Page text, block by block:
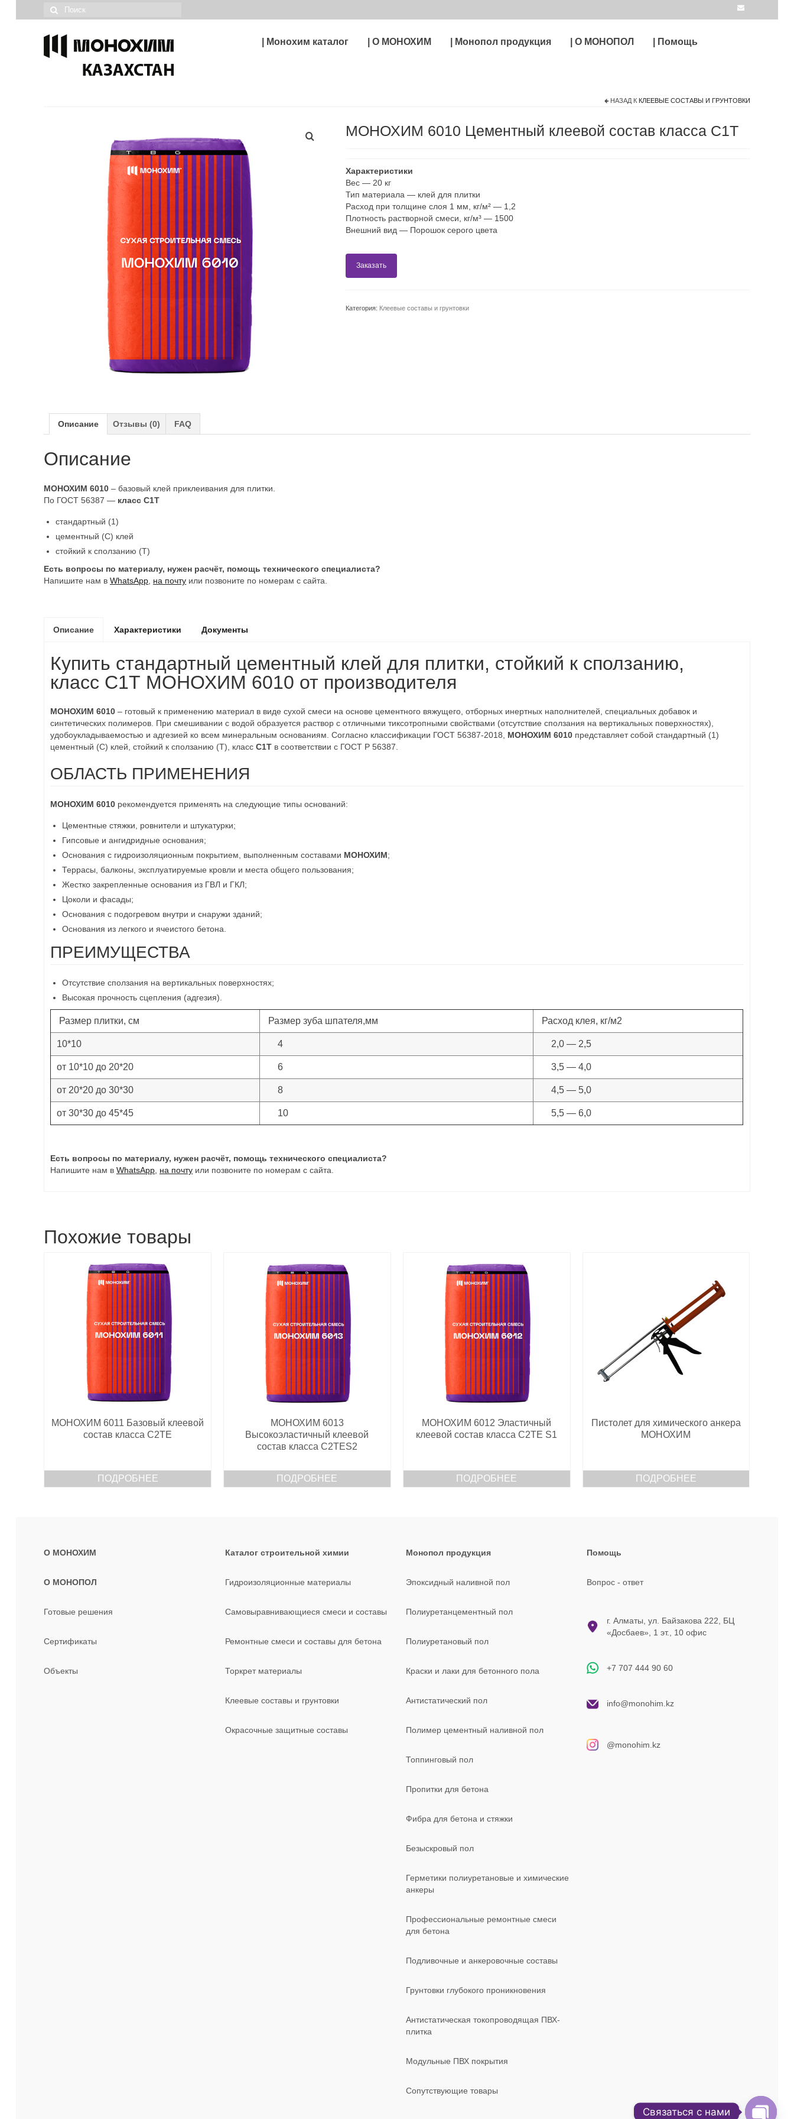
| Монохим каталог | О МОНОХИМ | Монопол продукция | О МОНОПОЛ | Помощь
НАЗАД К КЛЕЕВЫЕ СОСТАВЫ И ГРУНТОВКИ
МОНОХИМ 6010 Цементный клеевой состав класса C1T
Характеристики
Вес — 20 кг
Тип материала — клей для плитки
Расход при толщине слоя 1 мм, кг/м² — 1,2
Плотность растворной смеси, кг/м³ — 1500
Внешний вид — Порошок серого цвета
Заказать
Категория: Клеевые составы и грунтовки
Описание Отзывы (0) FAQ
Описание
МОНОХИМ 6010 – базовый клей приклеивания для плитки.
По ГОСТ 56387 — класс C1T
стандартный (1)
цементный (С) клей
стойкий к сползанию (Т)
Есть вопросы по материалу, нужен расчёт, помощь технического специалиста?
Напишите нам вWhatsApp на почту или позвоните по номерам с сайта.
Описание Характеристики Документы
Купить стандартный цементный клей для плитки, стойкий к сползанию,
класс C1T МОНОХИМ 6010 от производителя
МОНОХИМ 6010 – готовый к применению материал в виде сухой смеси на основе цементного вяжущего, отборных инертных наполнителей, специальных добавок и
синтетических полимеров. При смешивании с водой образуется раствор с отличными тиксотропными свойствами (отсутствие сползания на вертикальных поверхностях),
удобоукладываемостью и адгезией ко всем минеральным основаниям. Согласно классификации ГОСТ 56387-2018, МОНОХИМ 6010 представляет собой стандартный (1)
цементный (С) клей, стойкий к сползанию (Т), классC1T в соответствии с ГОСТ Р 56387.
ОБЛАСТЬ ПРИМЕНЕНИЯ
МОНОХИМ 6010 рекомендуется применять на следующие типы оснований:
Цементные стяжки, ровнители и штукатурки;
Гипсовые и ангидридные основания;
Основания с гидроизоляционным покрытием, выполненным составами МОНОХИМ;
Террасы, балконы, эксплуатируемые кровли и места общего пользования;
Жестко закрепленные основания из ГВЛ и ГКЛ;
Цоколи и фасады;
Основания с подогревом внутри и снаружи зданий;
Основания из легкого и ячеистого бетона.
ПРЕИМУЩЕСТВА
Отсутствие сползания на вертикальных поверхностях;
Высокая прочность сцепления (адгезия).
Размер плитки, см Размер зуба шпателя,мм Расход клея, кг/м2
10*10 4 2,0 — 2,5
от 10*10 до 20*20 6 3,5 — 4,0
от 20*20 до 30*30 8 4,5 — 5,0
от 30*30 до 45*45 10 5,5 — 6,0
Есть вопросы по материалу, нужен расчёт, помощь технического специалиста?
Напишите нам вWhatsApp, на почту или позвоните по номерам с сайта.
Похожие товары
МОНОХИМ 6011 Базовый клеевой
состав класса С2ТЕ
ПОДРОБНЕЕ
МОНОХИМ 6013
Высокоэластичный клеевой
состав класса С2ТЕS2
ПОДРОБНЕЕ
МОНОХИМ 6012 Эластичный
клеевой состав класса С2ТЕ S1
ПОДРОБНЕЕ
Пистолет для химического анкера
МОНОХИМ
ПОДРОБНЕЕ
О МОНОХИМ
О МОНОПОЛ
Готовые решения
Сертификаты
Объекты
Каталог строительной химии
Гидроизоляционные материалы
Самовыравнивающиеся смеси и составы
Ремонтные смеси и составы для бетона
Торкрет материалы
Клеевые составы и грунтовки
Окрасочные защитные составы
Монопол продукция
Эпоксидный наливной пол
Полиуретанцементный пол
Полиуретановый пол
Краски и лаки для бетонного пола
Антистатический пол
Полимер цементный наливной пол
Топпинговый пол
Пропитки для бетона
Фибра для бетона и стяжки
Безыскровый пол
Герметики полиуретановые и химические
анкеры
Профессиональные ремонтные смеси
для бетона
Подливочные и анкеровочные составы
Грунтовки глубокого проникновения
Антистатическая токопроводящая ПВХ-
плитка
Модульные ПВХ покрытия
Сопутствующие товары
Помощь
Вопрос - ответ
г. Алматы, ул. Байзакова 222, БЦ
«Досбаев», 1 эт., 10 офис
+7 707 444 90 60
info@monohim.kz
@monohim.kz
Связаться с нами